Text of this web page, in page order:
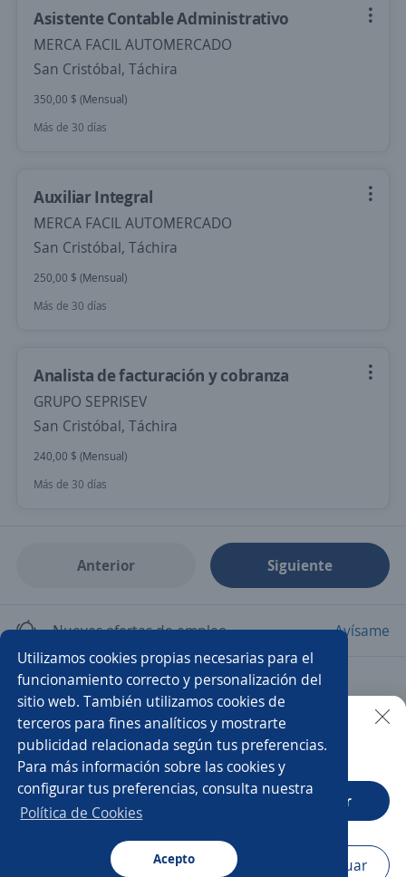
Utilizamos cookies propias necesarias para el
funcionamiento correcto y personalización del
sitio web. También utilizamos cookies de
terceros para fines analíticos y mostrarte
publicidad relacionada según tus preferencias.
Para más información sobre las cookies y
configurar tus preferencias, consulta nuestra
Política de Cookies
Acepto
Asistente Contable Administrativo
MERCA FACIL AUTOMERCADO
San Cristóbal, Táchira
350,00 $ (Mensual)
Más de 30 días
Auxiliar Integral
MERCA FACIL AUTOMERCADO
San Cristóbal, Táchira
250,00 $ (Mensual)
Más de 30 días
Analista de facturación y cobranza
GRUPO SEPRISEV
San Cristóbal, Táchira
240,00 $ (Mensual)
Más de 30 días
Anterior Siguiente
Nuevas ofertas de empleo Avísame
Empleos similares
Operador/a Teleoperador/a Asesor/a de ventas
Asesor/a comercial Ejecutivo/a de atención al cliente
Ejecutivo/a de ventas Representante de servicio al cliente
Asesor/a telefónico
Buscar es más fácil en la app
CT App Abrir
Navegador Continuar